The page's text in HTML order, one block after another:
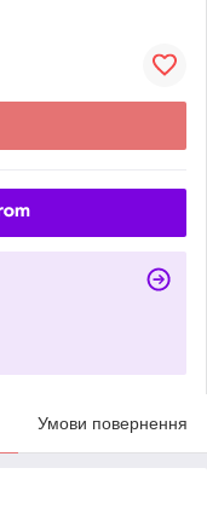
Умови повернення